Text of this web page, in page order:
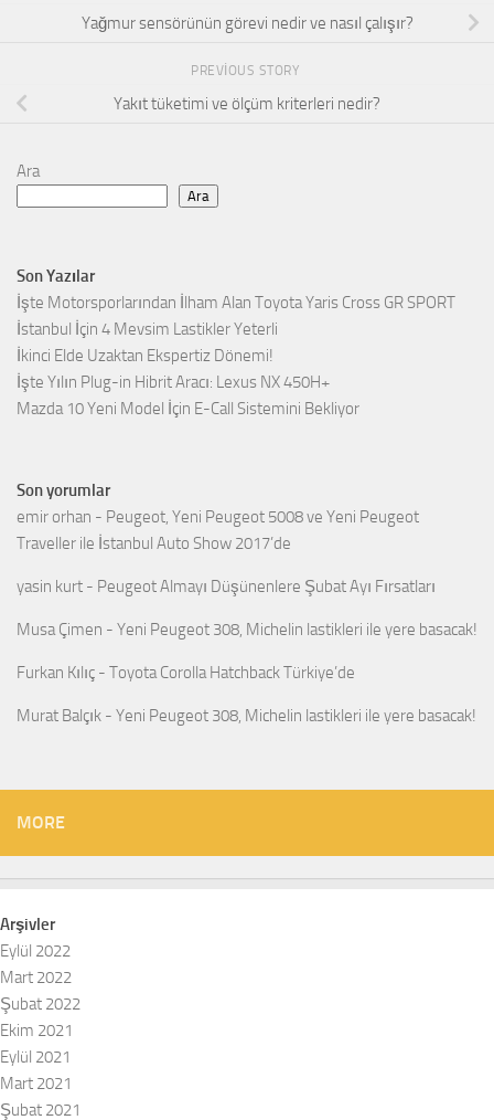
Yağmur sensörünün görevi nedir ve nasıl çalışır?
PREVIOUS STORY
Yakıt tüketimi ve ölçüm kriterleri nedir?
Ara
Ara
Son Yazılar
İşte Motorsporlarından İlham Alan Toyota Yaris Cross GR SPORT
İstanbul İçin 4 Mevsim Lastikler Yeterli
İkinci Elde Uzaktan Ekspertiz Dönemi!
İşte Yılın Plug-in Hibrit Aracı: Lexus NX 450H+
Mazda 10 Yeni Model İçin E-Call Sistemini Bekliyor
Son yorumlar
emir orhan - Peugeot, Yeni Peugeot 5008 ve Yeni Peugeot
Traveller ile İstanbul Auto Show 2017’de
yasin kurt - Peugeot Almayı Düşünenlere Şubat Ayı Fırsatları
Musa Çimen - Yeni Peugeot 308, Michelin lastikleri ile yere basacak!
Furkan Kılıç - Toyota Corolla Hatchback Türkiye’de
Murat Balçık - Yeni Peugeot 308, Michelin lastikleri ile yere basacak!
MORE
Arşivler
Eylül 2022
Mart 2022
Şubat 2022
Ekim 2021
Eylül 2021
Mart 2021
Şubat 2021